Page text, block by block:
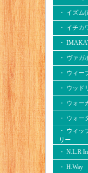
・ イズム
・ イチカ
・
・ ヴァガ
・ ウィー
・ ウッド
・ ウォー
・ ウォー
・ ウィッ
リー
・ N.L.R
・ H.Way